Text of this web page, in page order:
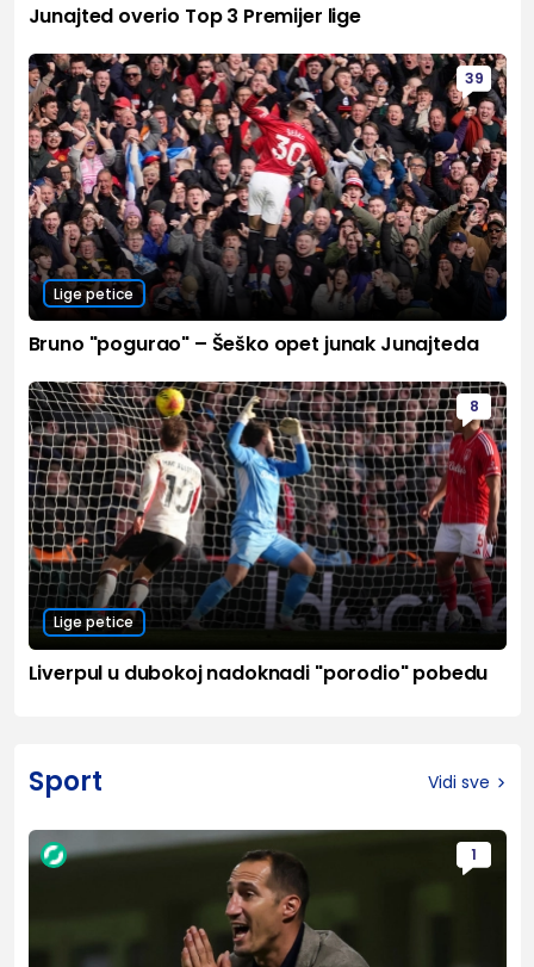
Junajted overio Top 3 Premijer lige
39
Lige petice
Bruno "pogurao" – Šeško opet junak Junajteda
8
Lige petice
Liverpul u dubokoj nadoknadi "porodio" pobedu
Sport Vidi sve
1